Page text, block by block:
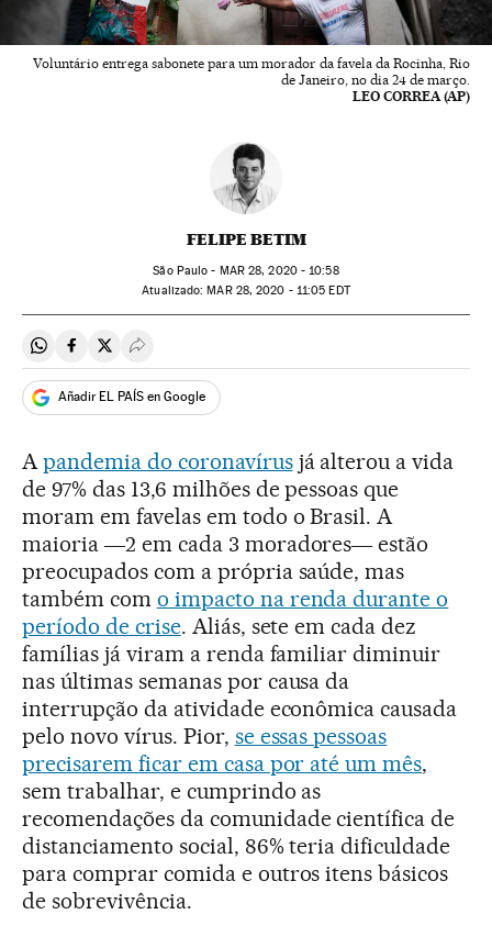
Voluntário entrega sabonete para um morador da favela da Rocinha, Rio
de Janeiro, no dia 24 de março.
LEO CORREA (AP)
FELIPE BETIM
São Paulo - MAR28, 2020 - 10:58
atualizado: MAR28, 2020 - 11:05 EDT
Compartir en Whatsapp
Compartir en Facebook
Compartir en Twitter
Desplegar Redes Sociales
Añadir EL PAÍS en Google
Apandemia do coronavírusjá alterou a vida
de 97% das 13,6 milhões de pessoas que
moram em favelas em todo o Brasil. A
maioria ―2 em cada 3 moradores― estão
preocupados com a própria saúde, mas
também com o impacto na renda durante o
período de crise. Aliás, sete em cada dez
famílias já viram a renda familiar diminuir
nas últimas semanas por causa da
interrupção da atividade econômica causada
pelo novo vírus. Pior, se essas pessoas
precisarem ficar em casa por até um mês,
sem trabalhar, e cumprindo as
recomendações da comunidade científica de
distanciamento social, 86% teria dificuldade
para comprar comida e outros itens básicos
de sobrevivência.